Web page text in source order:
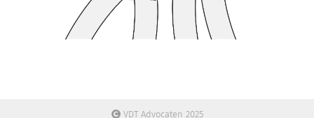
VDT Advocaten 2025